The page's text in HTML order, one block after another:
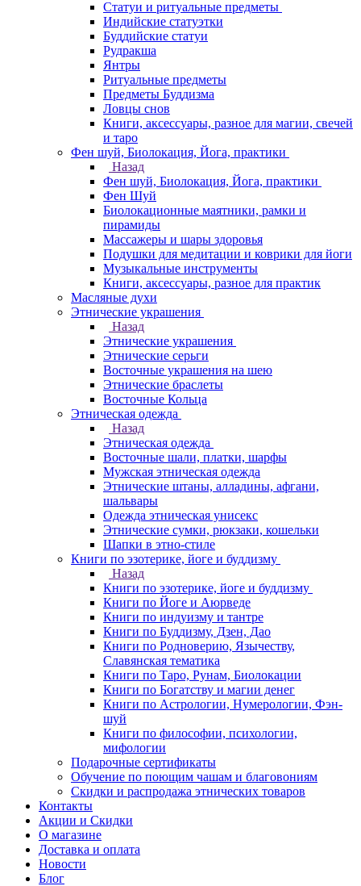
Статуи и ритуальные предметы
Индийские статуэтки
Буддийские статуи
Рудракша
Янтры
Ритуальные предметы
Предметы Буддизма
Ловцы снов
Книги, аксессуары, разное для магии, свечей
и таро
Фен шуй, Биолокация, Йога, практики
Назад
Фен шуй, Биолокация, Йога, практики
Фен Шуй
Биолокационные маятники, рамки и
пирамиды
Массажеры и шары здоровья
Подушки для медитации и коврики для йоги
Музыкальные инструменты
Книги, аксессуары, разное для практик
Масляные духи
Этнические украшения
Назад
Этнические украшения
Этнические серьги
Восточные украшения на шею
Этнические браслеты
Восточные Кольца
Этническая одежда
Назад
Этническая одежда
Восточные шали, платки, шарфы
Мужская этническая одежда
Этнические штаны, алладины, афгани,
шальвары
Одежда этническая унисекс
Этнические сумки, рюкзаки, кошельки
Шапки в этно-стиле
Книги по эзотерике, йоге и буддизму
Назад
Книги по эзотерике, йоге и буддизму
Книги по Йоге и Аюрведе
Книги по индуизму и тантре
Книги по Буддизму, Дзен, Дао
Книги по Родноверию, Язычеству,
Славянская тематика
Книги по Таро, Рунам, Биолокации
Книги по Богатству и магии денег
Книги по Астрологии, Нумерологии, Фэн-
шуй
Книги по философии, психологии,
мифологии
Подарочные сертификаты
Обучение по поющим чашам и благовониям
Скидки и распродажа этнических товаров
Контакты
Акции и Скидки
О магазине
Доставка и оплата
Новости
Блог